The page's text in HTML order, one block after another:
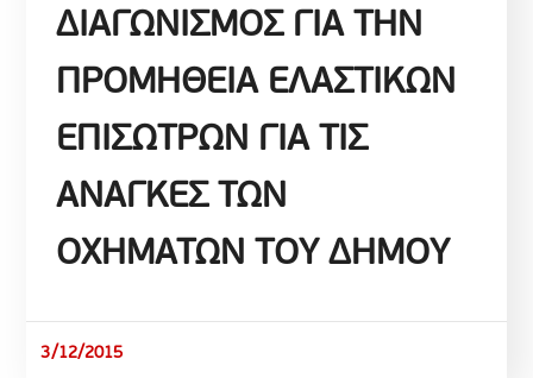
ΔΙΑΓΩΝΙΣΜΟΣ ΓΙΑ ΤΗΝ
ΠΡΟΜΗΘΕΙΑ ΕΛΑΣΤΙΚΩΝ
ΕΠΙΣΩΤΡΩΝ ΓΙΑ ΤΙΣ
ΑΝΑΓΚΕΣ ΤΩΝ
ΟΧΗΜΑΤΩΝ ΤΟΥ ΔΗΜΟΥ
3/12/2015